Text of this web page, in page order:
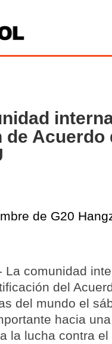
Acuerdo
de G20
La comunidad
del
del mundo el
hacia
la lucha contra